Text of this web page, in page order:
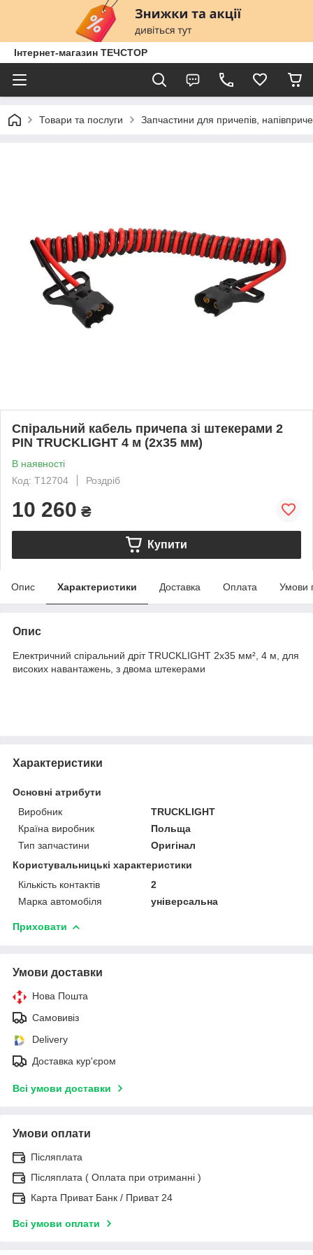
Інтернет-магазин ТЕЧСТОР
Товари та послуги Запчастини для причепів,
Спіральний кабель причепа зі штекерами 2
PIN TRUCKLIGHT 4 м (2x35 мм)
В наявності
Код: T12704
Роздріб
10 260 ₴
Купити
Опис Характеристики Доставка Оплата Умови
Опис
Електричний спіральний дріт TRUCKLIGHT 2x35 мм², 4 м, для
високих навантажень, з двома штекерами
Характеристики
Основні атрибути
Виробник
TRUCKLIGHT
Країна виробник
Польща
Тип запчастини
Оригінал
Користувальницькі характеристики
Кількість контактів
2
Марка автомобіля
універсальна
Приховати
Умови доставки
Нова Пошта
Самовивіз
Delivery
Доставка кур'єром
Всі умови доставки
Умови оплати
Післяплата
Післяплата ( Оплата при отриманні )
Карта Приват Банк / Приват 24
Всі умови оплати